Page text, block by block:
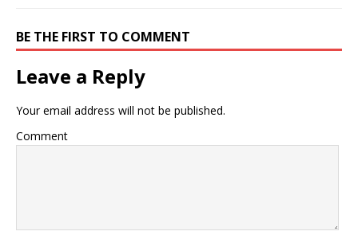
BE THE FIRST TO COMMENT
Leave a Reply
Your email address will not be published.
Comment